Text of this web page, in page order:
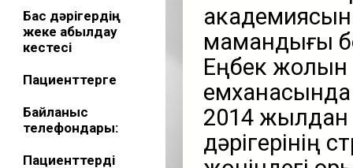
Бас дәрігердің
жеке қабылдау
кестесі
Пациенттерге
Байланыс
телефондары:
Пациенттерді
мамандығы
Еңбек
емханасында
2014 жылдан
дәрігерінің